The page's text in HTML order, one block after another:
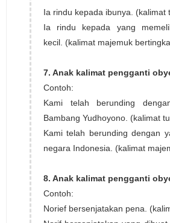
Ia rindu kepada ibunya. (kalimat
Ia rindu kepada yang
kecil. (kalimat majemuk
7. Anak kalimat pengganti
Contoh:
Kami telah berunding
Bambang Yudhoyono. (kalimat
Kami telah berunding dengan
negara Indonesia. (kalimat
8. Anak kalimat pengganti
Contoh:
Norief bersenjatakan pena.